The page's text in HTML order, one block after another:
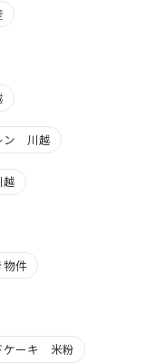
ン 川越
物件
ケーキ 米粉